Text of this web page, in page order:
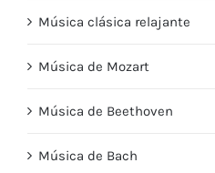
Música clásica relajante
Música de Mozart
Música de Beethoven
Música de Bach